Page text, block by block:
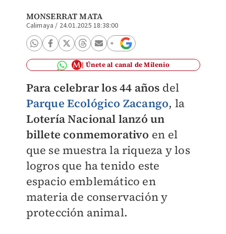
MONSERRAT MATA
Calimaya / 24.01.2025 18:38:00
Únete al canal de Milenio
Para celebrar los 44 años del
Parque Ecológico Zacango, la
Lotería Nacional lanzó un
billete conmemorativo en el
que se muestra la riqueza y los
logros que ha tenido este
espacio emblemático en
materia de conservación y
protección animal.